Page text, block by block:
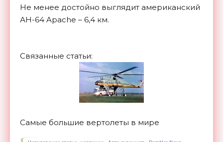
Не менее достойно выглядит американский
АН-64 Apache – 6,4 км.
Связанные статьи:
Самые большие вертолеты в мире